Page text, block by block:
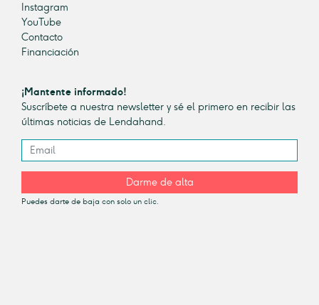
Instagram
YouTube
Contacto
Financiación
¡Mantente informado!
Suscríbete a nuestra newsletter y sé el primero en recibir las
últimas noticias de Lendahand.
Darme de alta
Puedes darte de baja con solo un clic.